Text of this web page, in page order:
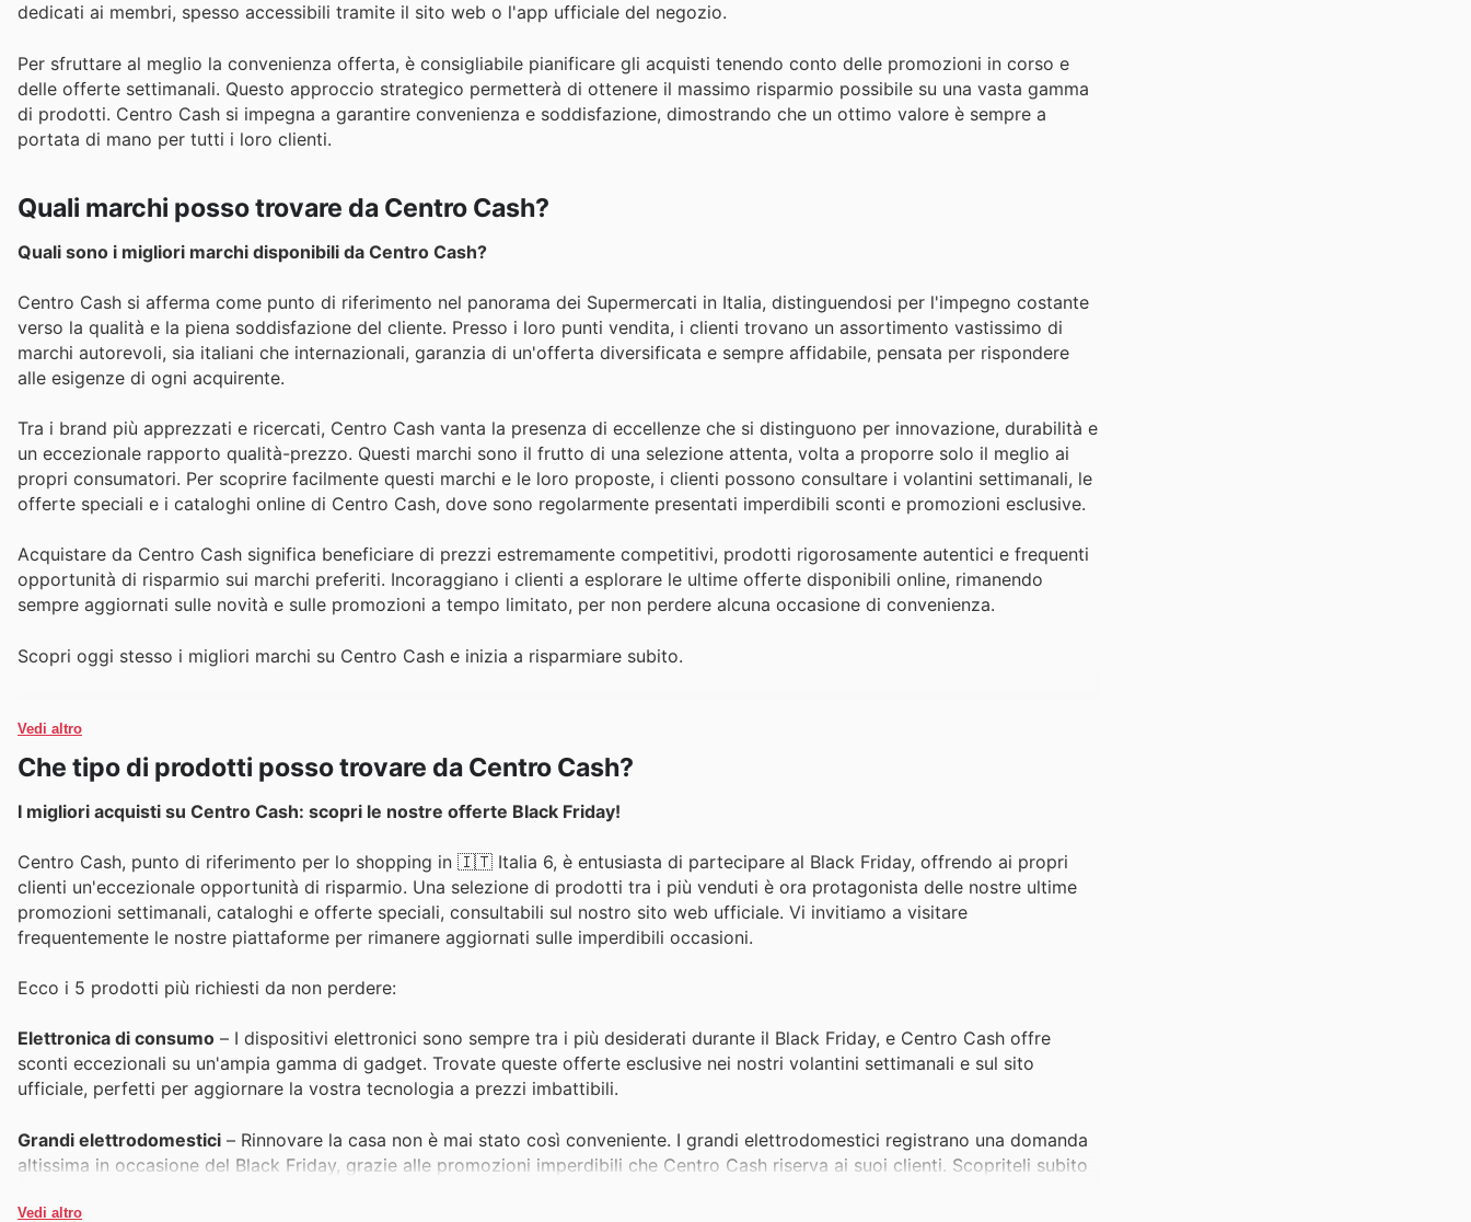
dedicati ai membri, spesso accessibili tramite il sito web o l'app ufficiale del negozio.
Per sfruttare al meglio la convenienza offerta, è consigliabile pianificare gli acquisti tenendo conto delle promozioni in corso e
delle offerte settimanali. Questo approccio strategico permetterà di ottenere il massimo risparmio possibile su una vasta gamma
di prodotti. Centro Cash si impegna a garantire convenienza e soddisfazione, dimostrando che un ottimo valore è sempre a
portata di mano per tutti i loro clienti.
Quali marchi posso trovare da Centro Cash?
Quali sono i migliori marchi disponibili da Centro Cash?
Centro Cash si afferma come punto di riferimento nel panorama dei Supermercati in Italia, distinguendosi per l'impegno costante
verso la qualità e la piena soddisfazione del cliente. Presso i loro punti vendita, i clienti trovano un assortimento vastissimo di
marchi autorevoli, sia italiani che internazionali, garanzia di un'offerta diversificata e sempre affidabile, pensata per rispondere
alle esigenze di ogni acquirente.
Tra i brand più apprezzati e ricercati, Centro Cash vanta la presenza di eccellenze che si distinguono per innovazione, durabilità e
un eccezionale rapporto qualità-prezzo. Questi marchi sono il frutto di una selezione attenta, volta a proporre solo il meglio ai
propri consumatori. Per scoprire facilmente questi marchi e le loro proposte, i clienti possono consultare i volantini settimanali, le
offerte speciali e i cataloghi online di Centro Cash, dove sono regolarmente presentati imperdibili sconti e promozioni esclusive.
Acquistare da Centro Cash significa beneficiare di prezzi estremamente competitivi, prodotti rigorosamente autentici e frequenti
opportunità di risparmio sui marchi preferiti. Incoraggiano i clienti a esplorare le ultime offerte disponibili online, rimanendo
sempre aggiornati sulle novità e sulle promozioni a tempo limitato, per non perdere alcuna occasione di convenienza.
Scopri oggi stesso i migliori marchi su Centro Cash e inizia a risparmiare subito.
Vedi altro
Che tipo di prodotti posso trovare da Centro Cash?
I migliori acquisti su Centro Cash: scopri le nostre offerte Black Friday!
Centro Cash, punto di riferimento per lo shopping in 🇮🇹 Italia 6, è entusiasta di partecipare al Black Friday, offrendo ai propri
clienti un'eccezionale opportunità di risparmio. Una selezione di prodotti tra i più venduti è ora protagonista delle nostre ultime
promozioni settimanali, cataloghi e offerte speciali, consultabili sul nostro sito web ufficiale. Vi invitiamo a visitare
frequentemente le nostre piattaforme per rimanere aggiornati sulle imperdibili occasioni.
Ecco i 5 prodotti più richiesti da non perdere:
Elettronica di consumo – I dispositivi elettronici sono sempre tra i più desiderati durante il Black Friday, e Centro Cash offre
sconti eccezionali su un'ampia gamma di gadget. Trovate queste offerte esclusive nei nostri volantini settimanali e sul sito
ufficiale, perfetti per aggiornare la vostra tecnologia a prezzi imbattibili.
Grandi elettrodomestici – Rinnovare la casa non è mai stato così conveniente. I grandi elettrodomestici registrano una domanda
altissima in occasione del Black Friday, grazie alle promozioni imperdibili che Centro Cash riserva ai suoi clienti. Scopriteli subito
Vedi altro